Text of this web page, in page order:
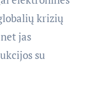
krizių
jas
su